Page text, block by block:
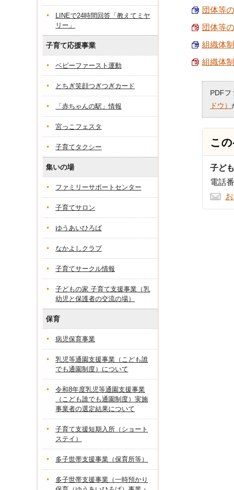
団体等
団体等
組織体
組織体
PDFフ
ドウ）
こ
子ど
電話
LINEで24時間回答「教えてミヤ
リー」
子育て応援事業
ベビーファースト運動
とちぎ笑顔つぎつぎカード
「赤ちゃんの駅」情報
宮っこフェスタ
子育てタクシー
集いの場
ファミリーサポートセンター
子育てサロン
ゆうあいひろば
なかよしクラブ
子育てサークル情報
子どもの家 子育て支援事業（乳
幼児と保護者の交流の場）
保育
病児保育事業
乳児等通園支援事業（こども誰
でも通園制度）について
令和8年度乳児等通園支援事業
（こども誰でも通園制度）実施
事業者の選定結果について
子育て支援短期入所（ショート
ステイ）
多子世帯支援事業（保育所等）
多子世帯支援事業（一時預かり